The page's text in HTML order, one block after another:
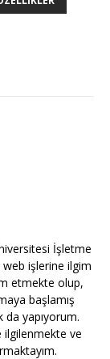
İşletme
web işlerine ilgim
etmekte olup,
başlamış
yapıyorum.
ilgilenmekte ve